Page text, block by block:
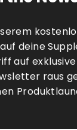
deine
auf
raus